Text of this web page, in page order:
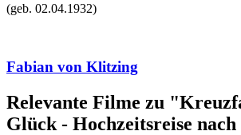
(geb. 02.04.1932)
Fabian von Klitzing
Relevante Filme zu
Glück - Hochzeitsreise